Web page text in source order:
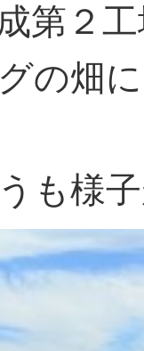
第２
の畑
も様